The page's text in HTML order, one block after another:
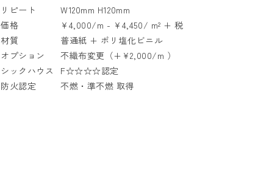
リピート
W120mm H120mm
価格
¥4,000/m - ¥4,450/ m² + 税
材質
普通紙 + ポリ塩化ビニル
オプション
不織布変更（+¥2,000/m ）
シックハウス
F☆☆☆☆認定
防火認定
不燃・準不燃 取得